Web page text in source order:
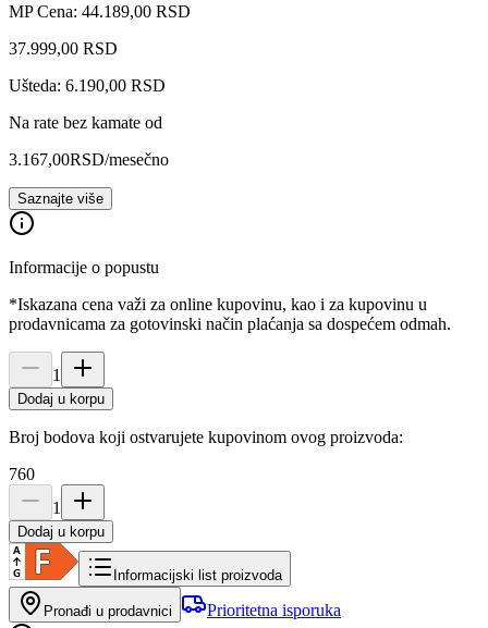
MP Cena: 44.189,00 RSD
37.999,00 RSD
Ušteda: 6.190,00 RSD
Na rate bez kamate od
3.167,00RSD/mesečno
Saznajte više
Informacije o popustu
*Iskazana cena važi za online kupovinu, kao i za kupovinu u
prodavnicama za gotovinski način plaćanja sa dospećem odmah.
1
Dodaj u korpu
Broj bodova koji ostvarujete kupovinom ovog proizvoda:
760
1
Dodaj u korpu
Informacijski list proizvoda
Pronađi u prodavnici Prioritetna isporuka